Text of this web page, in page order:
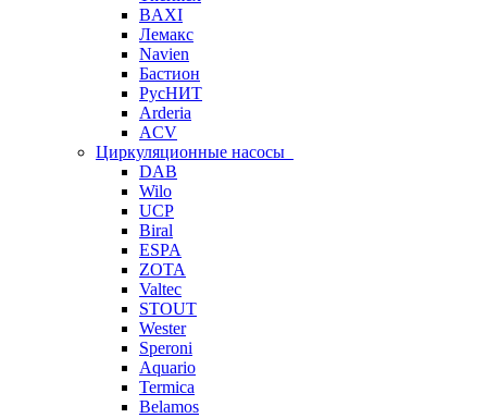
BAXI
Лемакс
Navien
Бастион
РусНИТ
Arderia
ACV
Циркуляционные насосы
DAB
Wilo
UCP
Biral
ESPA
ZOTA
Valtec
STOUT
Wester
Speroni
Aquario
Termica
Belamos